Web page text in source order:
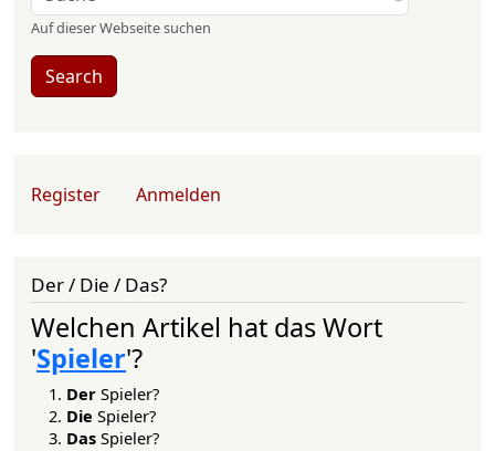
Auf dieser Webseite suchen
Search
User account menu
Register Anmelden
Der / Die / Das?
Welchen Artikel hat das Wort
'Spieler'?
Der Spieler?
Die Spieler?
Das Spieler?